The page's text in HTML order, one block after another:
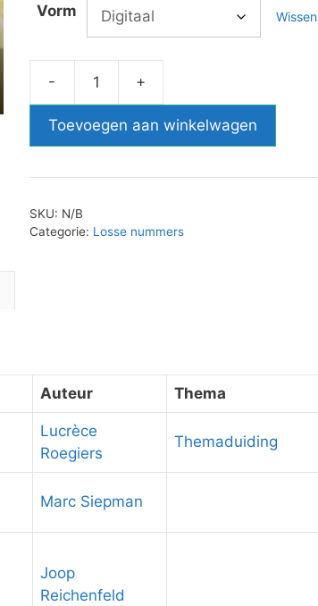
Vorm Wissen
-
Verleden
toekomst
+
Toevoegen aan winkelwagen
SKU: N/B
Categorie: Losse nummers
Auteur Thema
Lucrèce
Roegiers
Themaduiding
Marc Siepman
Joop
Reichenfeld